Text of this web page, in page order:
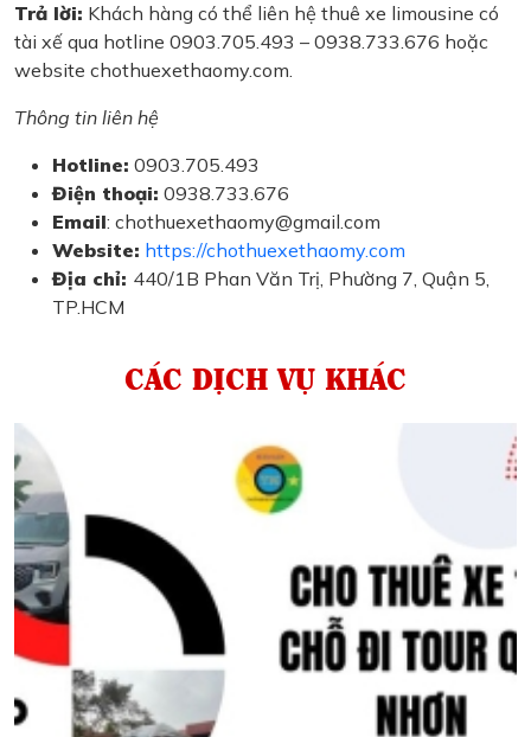
Trả lời: Khách hàng có thể liên hệ thuê xe limousine có
tài xế qua hotline 0903.705.493 – 0938.733.676 hoặc
website chothuexethaomy.com.
Thông tin liên hệ
Hotline: 0903.705.493
Điện thoại: 0938.733.676
Email: chothuexethaomy@gmail.com
Website: https://chothuexethaomy.com
Địa chỉ: 440/1B Phan Văn Trị, Phường 7, Quận 5,
TP.HCM
CÁC DỊCH VỤ KHÁC